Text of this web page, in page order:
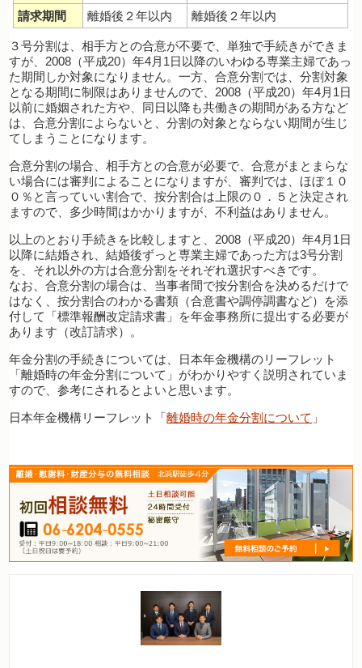
請求期間 離婚後２年以内 離婚後２年以内
３号分割は、相手方との合意が不要で、単独で手続きができま
すが、2008（平成20）年4月1日以降のいわゆる専業主婦であっ
た期間しか対象になりません。一方、合意分割では、分割対象
となる期間に制限はありませんので、2008（平成20）年4月1日
以前に婚姻された方や、同日以降も共働きの期間がある方など
は、合意分割によらないと、分割の対象とならない期間が生じ
てしまうことになります。
合意分割の場合、相手方との合意が必要で、合意がまとまらな
い場合には審判によることになりますが、審判では、ほぼ１０
０％と言っていい割合で、按分割合は上限の０．５と決定され
ますので、多少時間はかかりますが、不利益はありません。
以上のとおり手続きを比較しますと、2008（平成20）年4月1日
以降に結婚され、結婚後ずっと専業主婦であった方は3号分割
を、それ以外の方は合意分割をそれぞれ選択すべきです。
なお、合意分割の場合は、当事者間で按分割合を決めるだけで
はなく、按分割合のわかる書類（合意書や調停調書など）を添
付して「標準報酬改定請求書」を年金事務所に提出する必要が
あります（改訂請求）。
年金分割の手続きについては、日本年金機構のリーフレット
「離婚時の年金分割について」がわかりやすく説明されていま
すので、参考にされるとよいと思います。
日本年金機構リーフレット「離婚時の年金分割について 」